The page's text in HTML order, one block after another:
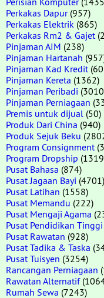
Perkakas Dapur(957)
Perkakas Elektrik (865)
Perkakas Rm2 & Gajet
Pinjaman AIM (238)
Pinjaman Hartanah
Pinjaman Kad Kredit
Pinjaman Kereta (1362)
Pinjaman Peribadi
Pinjaman Perniagaan
Premis untuk dijual (50)
Produk Dari China (940)
Produk Sejuk Beku
Program Consignment
Program Dropship
Pusat Bahasa (874)
Pusat Jagaan Bayi (4701)
Pusat Latihan (1558)
Pusat Memandu (222)
Pusat Mengaji Agama
Pusat Pendidikan Tinggi
Pusat Rawatan (928)
Pusat Tadika & Taska
Pusat Tuisyen (3254)
Rancangan Perniagaan
Rawatan Alternatif
Rumah Sewa (7243)